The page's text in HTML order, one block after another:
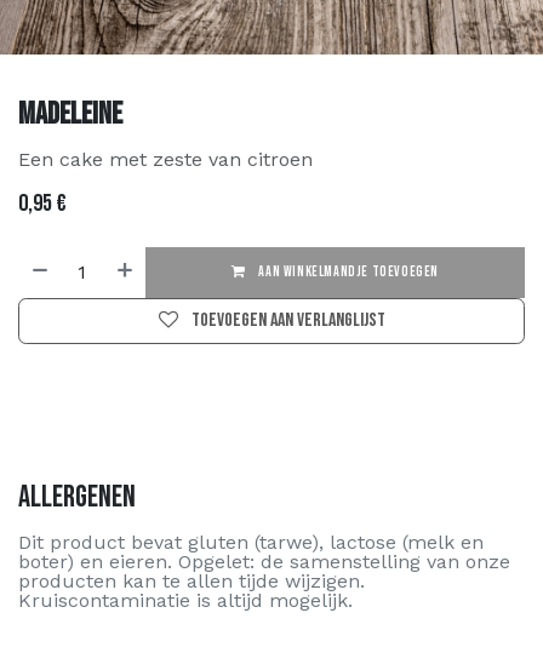
Madeleine
Een cake met zeste van citroen
0,95€
AAN WINKELMANDJE TOEVOEGEN
Toevoegen aan verlanglijst
Allergenen
Dit product bevat gluten (tarwe), lactose (melk en
boter) en eieren. Opgelet: de samenstelling van onze
producten kan te allen tijde wijzigen.
Kruiscontaminatie is altijd mogelijk.